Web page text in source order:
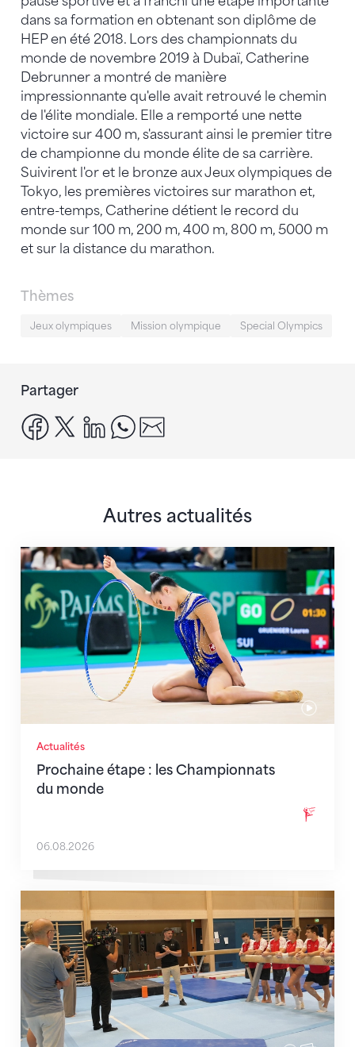
dans sa formation en obtenant son diplôme de
HEP en été 2018. Lors des championnats du
monde de novembre 2019 à Dubaï, Catherine
Debrunner a montré de manière
impressionnante qu'elle avait retrouvé le chemin
de l'élite mondiale. Elle a remporté une nette
victoire sur 400 m, s'assurant ainsi le premier titre
de championne du monde élite de sa carrière.
Suivirent l'or et le bronze aux Jeux olympiques de
Tokyo, les premières victoires sur marathon et,
entre-temps, Catherine détient le record du
monde sur 100 m, 200 m, 400 m, 800 m, 5000 m
et sur la distance du marathon.
Thèmes
Jeux olympiques Mission olympique Special Olympics
Partager
facebook
x linkedinwhatsapp
Autres actualités
Actualités
Prochaine étape : les Championnats
du monde
Prochaine étape : les Championnats du monde
06.08.2026
En route pour Zagreb avec des objectifs clairs